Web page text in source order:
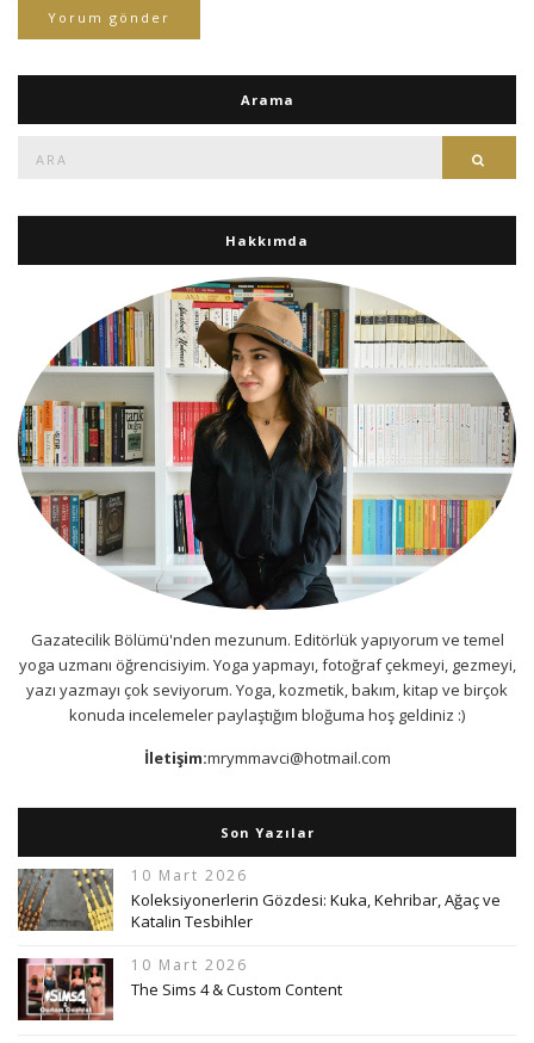
Arama
Hakkımda
Gazatecilik Bölümü'nden mezunum. Editörlük yapıyorum ve temel
yoga uzmanı öğrencisiyim. Yoga yapmayı, fotoğraf çekmeyi, gezmeyi,
yazı yazmayı çok seviyorum. Yoga, kozmetik, bakım, kitap ve birçok
konuda incelemeler paylaştığım bloğuma hoş geldiniz :)
İletişim:mrymmavci@hotmail.com
Son Yazılar
10 Mart 2026
Koleksiyonerlerin Gözdesi: Kuka, Kehribar, Ağaç ve
Katalin Tesbihler
10 Mart 2026
The Sims 4 & Custom Content